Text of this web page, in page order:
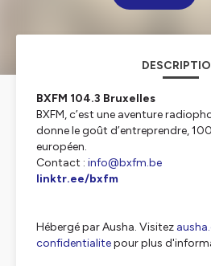
BXFM 104.3 Bruxelles
BXFM, c’est une aventure
donne le goût d’entreprendre,
européen.
Contact : info@bxfm.be
linktr.ee/bxfm
Hébergé par Ausha. Visitez
confidentialitepour plus